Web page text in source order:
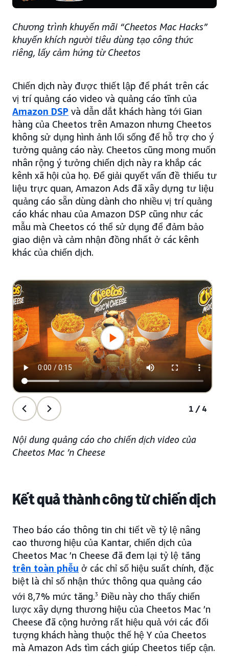
Chương trình khuyến mãi “Cheetos Mac Hacks”
khuyến khích người tiêu dùng tạo công thức
riêng, lấy cảm hứng từ Cheetos
Chiến dịch này được thiết lập để phát trên các
vị trí quảng cáo video và quảng cáo tĩnh của
Amazon DSP và dẫn dắt khách hàng tới Gian
hàng của Cheetos trên Amazon nhưng Cheetos
không sử dụng hình ảnh lối sống để hỗ trợ cho ý
tưởng quảng cáo này. Cheetos cũng mong muốn
nhân rộng ý tưởng chiến dịch này ra khắp các
kênh xã hội của họ. Để giải quyết vấn đề thiếu tư
liệu trực quan, Amazon Ads đã xây dựng tư liệu
quảng cáo sẵn dùng dành cho nhiều vị trí quảng
cáo khác nhau của Amazon DSP cũng như các
mẫu mà Cheetos có thể sử dụng để đảm bảo
giao diện và cảm nhận đồng nhất ở các kênh
khác của chiến dịch.
1/4
Nội dung quảng cáo cho chiến dịch video của
Cheetos Mac ’n Cheese
Kết quả thành công từ chiến dịch
Theo báo cáo thông tin chi tiết về tỷ lệ nâng
cao thương hiệu của Kantar, chiến dịch của
Cheetos Mac ’n Cheese đã đem lại tỷ lệ tăng
trên toàn phễu ở các chỉ số hiệu suất chính, đặc
biệt là chỉ số nhận thức thông qua quảng cáo
với 8,7% mức tăng.3 Điều này cho thấy chiến
lược xây dựng thương hiệu của Cheetos Mac ’n
Cheese đã cộng hưởng rất hiệu quả với các đối
tượng khách hàng thuộc thế hệ Y của Cheetos
mà Amazon Ads tìm cách giúp Cheetos tiếp cận.